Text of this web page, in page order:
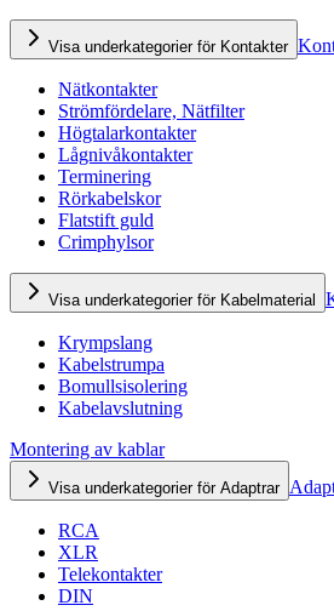
Visa underkategorier för Kontakter
Nätkontakter
Strömfördelare, Nätfilter
Högtalarkontakter
Lågnivåkontakter
Terminering
Rörkabelskor
Flatstift guld
Crimphylsor
Visa underkategorier för Kabelmaterial
Krympslang
Kabelstrumpa
Bomullsisolering
Kabelavslutning
Montering av kablar
Visa underkategorier för Adaptrar
RCA
XLR
Telekontakter
DIN